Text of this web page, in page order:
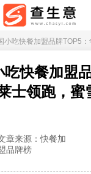
小吃快餐加盟品牌TOP5
吃快餐加盟
士领跑，蜜
章来源：快餐加
品牌榜